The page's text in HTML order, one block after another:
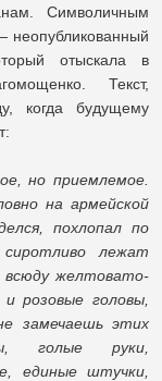
Символичным
неопубликованный
отыскала в
Текст,
когда будущему
но приемлемое.
на армейской
похлопал по
лежат
желтовато-
розовые головы,
замечаешь этих
голые руки,
единые штучки,